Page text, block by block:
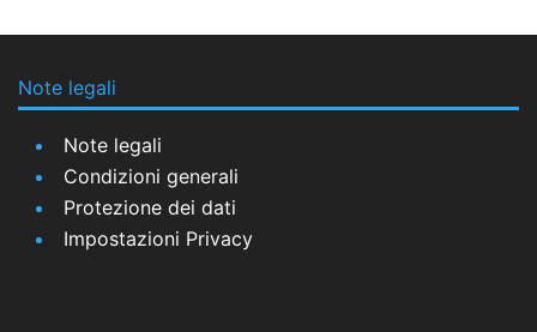
Note legali
Note legali
Condizioni generali
Protezione dei dati
Impostazioni Privacy